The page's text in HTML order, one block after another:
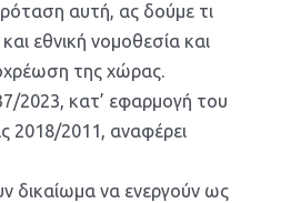
αυτή, ας δούμε τι
εθνική νομοθεσία και
της χώρας.
2023, κατ’ εφαρμογή του
2018/2011, αναφέρει
δικαίωμα να ενεργούν ως